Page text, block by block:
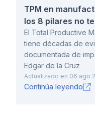
tecnología como herramienta de
recorre los fundamentos
detecta y los que no, los
TPM en
los 8 pilares no
sobre por qué las
El Total Productive
tiene décadas de
documentada de
disponibilidad,
mantenimiento.
historial igualmente
Edgar de la Cruz
Actualizado en 06 ago
Continúa leyendo